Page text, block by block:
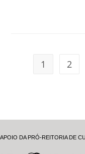
1 2
APOIO DA PRÓ-REITORIA DE